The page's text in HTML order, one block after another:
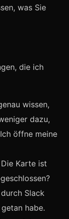
was Sie
die ich
wissen,
dazu,
öffne meine
Die Karte ist
Slack
habe.